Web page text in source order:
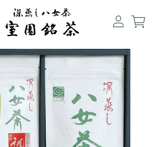
深蒸し八女茶（霧・調）２袋詰め